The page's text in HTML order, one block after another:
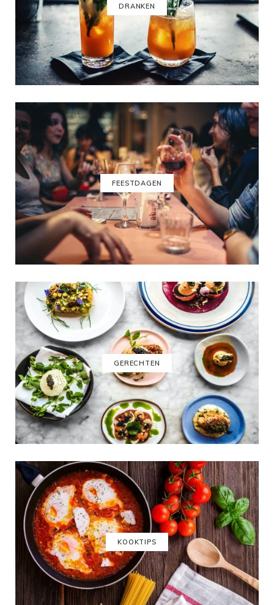
DRANKEN
FEESTDAGEN
GERECHTEN
KOOKTIPS